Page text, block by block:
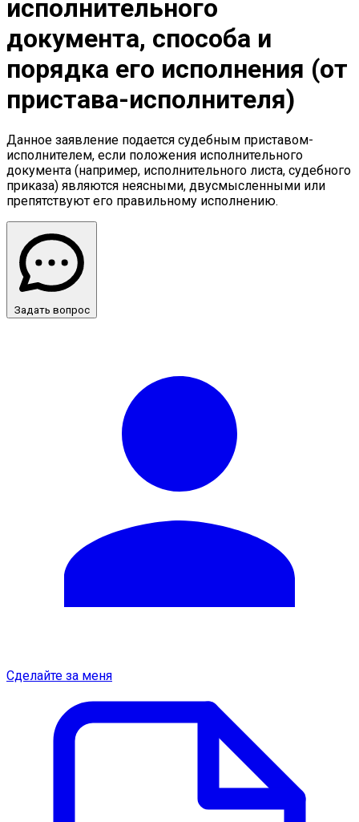
исполнительного
документа, способа и
порядка его исполнения (от
пристава-исполнителя)
Данное заявление подается судебным приставом-
исполнителем, если положения исполнительного
документа (например, исполнительного листа, судебного
приказа) являются неясными, двусмысленными или
препятствуют его правильному исполнению.
Задать вопрос
Сделайте за меня